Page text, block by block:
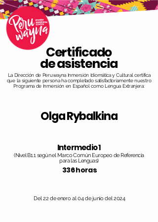
Certificado
de asistencia
La Dirección de Peruwayna Inmersión Idiomática y Cultural certifica
que la siguiente persona ha completado satisfactoriamente nuestro
Programa de Inmersión en Español como Lengua Extranjera:
Olga Rybalkina
Intermedio 1
(Nivel B1.1 según el Marco Común Europeo de Referencia
para las Lenguas)
336 horas
Del 22 de enero al 04 de junio del 2024